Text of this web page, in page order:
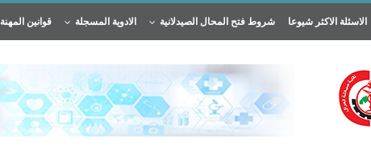
الاسئلة الاكثر شيوعا شروط فتح المحال الصيدلانية الادوية المسجلة قوانين المهنة